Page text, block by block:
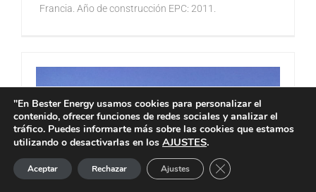
Francia. Año de construcción EPC: 2011.
"En Bester Energy usamos cookies para personalizar el
contenido, ofrecer funciones de redes sociales y analizar el
tráfico. Puedes informarte más sobre las cookies que estamos
utilizando o desactivarlas en los AJUSTES.
Aceptar Rechazar Ajustes Cerrar el banner de